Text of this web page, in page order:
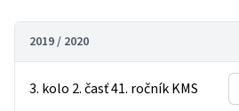
2019 / 2020
3. kolo 2. časť 41. ročník KMS